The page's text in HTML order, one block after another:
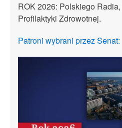
ROK 2026: Polskiego
Profilaktyki Zdrowotnej.
Patroni wybrani przez Senat: